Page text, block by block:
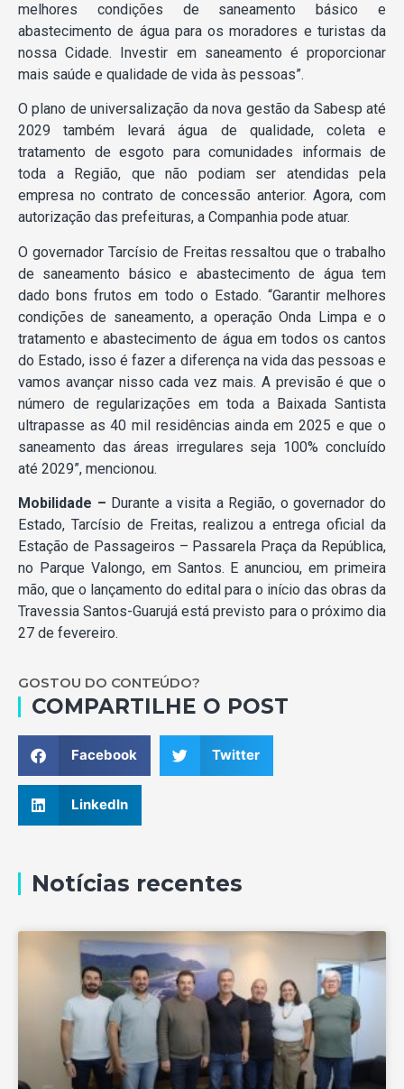
melhores condições de saneamento básico e
abastecimento de água para os moradores e turistas da
nossa Cidade. Investir em saneamento é proporcionar
mais saúde e qualidade de vida às pessoas”.
O plano de universalização da nova gestão da Sabesp até
2029 também levará água de qualidade, coleta e
tratamento de esgoto para comunidades informais de
toda a Região, que não podiam ser atendidas pela
empresa no contrato de concessão anterior. Agora, com
autorização das prefeituras, a Companhia pode atuar.
O governador Tarcísio de Freitas ressaltou que o trabalho
de saneamento básico e abastecimento de água tem
dado bons frutos em todo o Estado. “Garantir melhores
condições de saneamento, a operação Onda Limpa e o
tratamento e abastecimento de água em todos os cantos
do Estado, isso é fazer a diferença na vida das pessoas e
vamos avançar nisso cada vez mais. A previsão é que o
número de regularizações em toda a Baixada Santista
ultrapasse as 40 mil residências ainda em 2025 e que o
saneamento das áreas irregulares seja 100% concluído
até 2029”, mencionou.
Mobilidade – Durante a visita a Região, o governador do
Estado, Tarcísio de Freitas, realizou a entrega oficial da
Estação de Passageiros – Passarela Praça da República,
no Parque Valongo, em Santos. E anunciou, em primeira
mão, que o lançamento do edital para o início das obras da
Travessia Santos-Guarujá está previsto para o próximo dia
27 de fevereiro.
GOSTOU DO CONTEÚDO?
COMPARTILHE O POST
Facebook Twitter
LinkedIn
Notícias recentes